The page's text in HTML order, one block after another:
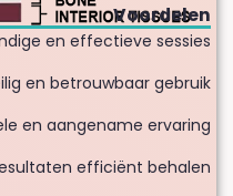
Voordelen
en effectieve sessies
en betrouwbaar gebruik
en aangename ervaring
efficiënt behalen